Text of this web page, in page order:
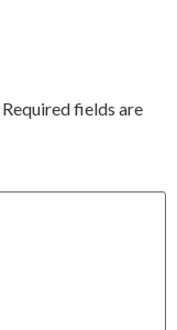
Required fields are